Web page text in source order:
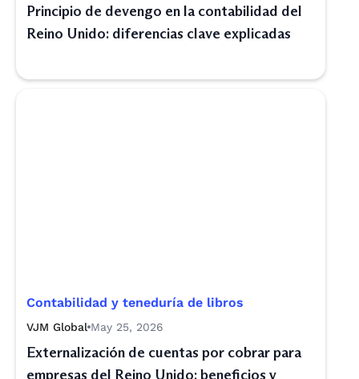
Principio de devengo en la contabilidad del
Reino Unido: diferencias clave explicadas
Contabilidad y teneduría de libros
VJM Global May 25, 2026
Externalización de cuentas por cobrar para
empresas del Reino Unido: beneficios y